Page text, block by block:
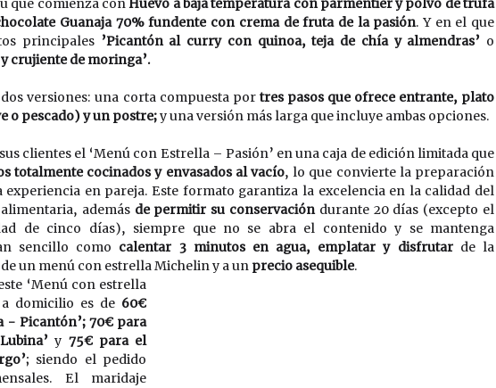
que comienza con Huevo a baja temperatura con parmentier y polvo de trufa
Guanaja 70% fundente con crema de fruta de la pasión. Y en el que
principales ’Picantón al curry con quinoa, teja de chía y almendras’
crujiente de moringa’.
versiones: una corta compuesta por tres pasos que ofrece entrante, plato
o pescado) y un postre; y una versión más larga que incluye ambas opciones.
clientes el ‘Menú con Estrella – Pasión’ en una caja de edición limitada que
totalmente cocinados y envasados al vacío, lo que convierte la preparación
en pareja. Este formato garantiza la excelencia en la calidad del
además de permitir su conservación durante 20 días (excepto el
de cinco días), siempre que no se abra el contenido y se mantenga
sencillo como calentar 3 minutos en agua, emplatar y disfrutar de la
un menú con estrella Michelin y a un precio asequible.
‘Menú con estrella
domicilio es de 60€
- Picantón’; 70€ para
y 75€ para el
; siendo el pedido
El maridaje